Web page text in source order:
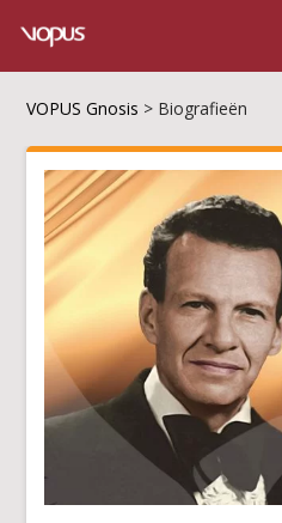
VOPUS Gnosis > Biografieën